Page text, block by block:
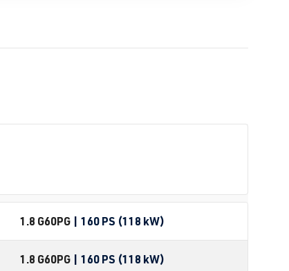
1.8 G60PG | 160 PS (118 kW)
1.8 G60PG | 160 PS (118 kW)